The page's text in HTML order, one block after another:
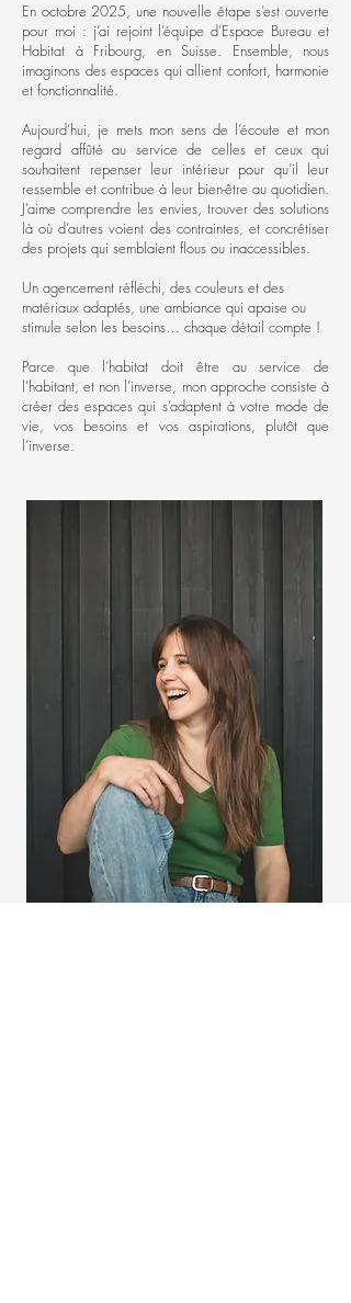
En octobre 2025, une nouvelle étape s’est ouverte
pour moi : j’ai rejoint l’équipe d’Espace Bureau et
Habitat à Fribourg, en Suisse. Ensemble, nous
imaginons des espaces qui allient confort, harmonie
et fonctionnalité.
Aujourd’hui, je mets mon sens de l’écoute et mon
regard affûté au service de celles et ceux qui
souhaitent repenser leur intérieur pour qu’il leur
ressemble et contribue à leur bien-être au quotidien.
J’aime comprendre les envies, trouver des solutions
là où d’autres voient des contraintes, et concrétiser
des projets qui semblaient flous ou inaccessibles.
Un agencement réfléchi, des couleurs et des
matériaux adaptés, une ambiance qui apaise ou
stimule selon les besoins… chaque détail compte !
Parce que l’habitat doit être au service de
l’habitant, et non l’inverse, mon approche consiste à
créer des espaces qui s’adaptent à votre mode de
vie, vos besoins et vos aspirations, plutôt que
l’inverse.